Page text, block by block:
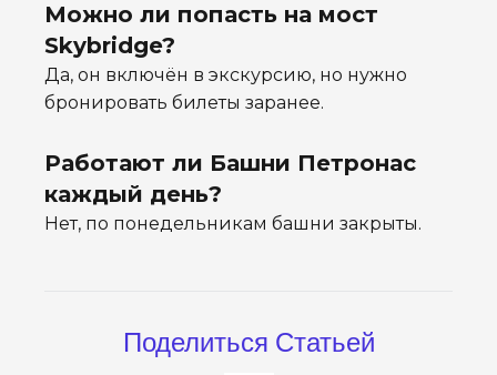
Можно ли попасть на мост
Skybridge?
Да, он включён в экскурсию, но нужно
бронировать билеты заранее.
Работают ли Башни Петронас
каждый день?
Нет, по понедельникам башни закрыты.
Поделиться Статьей